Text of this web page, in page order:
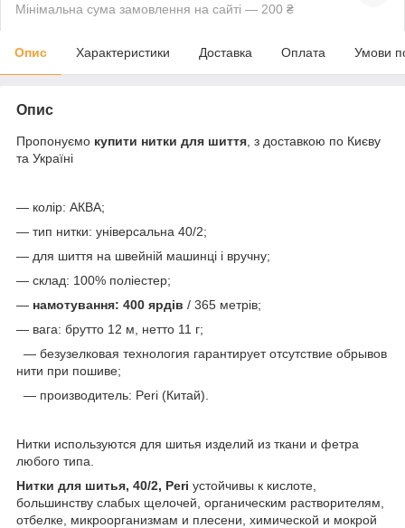
Мінімальна сума замовлення на сайті — 200 ₴
Опис Характеристики Доставка Оплата Умови
Опис
Пропонуємо купити нитки для шиття , з доставкою по Києву
та Україні
— колір: АКВА;
— тип нитки: універсальна 40/2;
— для шиття на швейній машинці і вручну;
— склад: 100% поліестер;
— намотування: 400 ярдів / 365 метрів;
— вага: брутто 12 м, нетто 11 г;
— безузелковая технология гарантирует отсутствие обрывов
нити при пошиве;
— производитель: Peri (Китай).
Нитки используются для шитья изделий из ткани и фетра
любого типа.
Нитки для шитья, 40/2, Peri устойчивы к кислоте,
большинству слабых щелочей, органическим растворителям,
отбелке, микроорганизмам и плесени, химической и мокрой